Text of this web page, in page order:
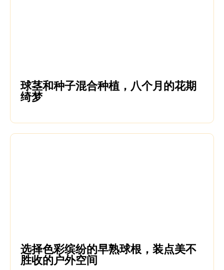
球茎和种子混合种植，八个月的花期
绮梦
选择色彩缤纷的早熟球根，装点美不
胜收的户外空间